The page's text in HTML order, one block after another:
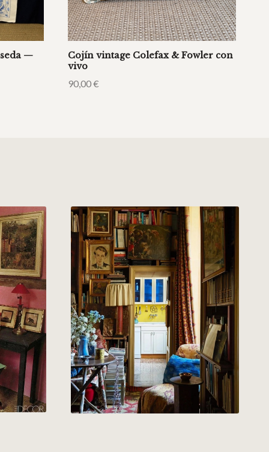
—
Cojín vintage Colefax & Fowler con
vivo
90,00€